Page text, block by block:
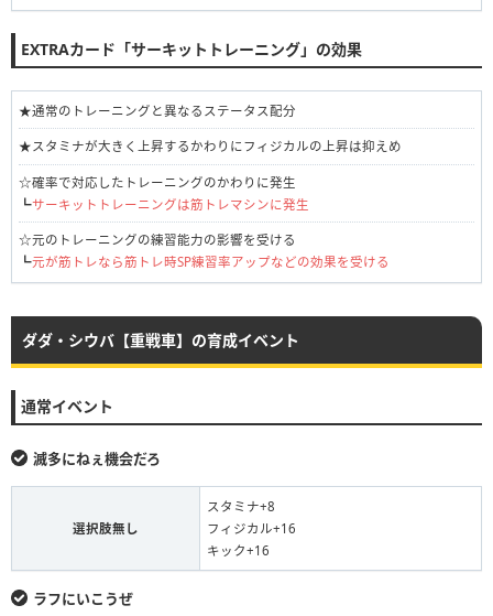
EXTRAカード「サーキットトレーニング」の効果
★通常のトレーニングと異なるステータス配分
★スタミナが大きく上昇するかわりにフィジカルの上昇は抑えめ
☆確率で対応したトレーニングのかわりに発生
┗サーキットトレーニングは筋トレマシンに発生
☆元のトレーニングの練習能力の影響を受ける
┗元が筋トレなら筋トレ時SP練習率アップなどの効果を受ける
ダダ・シウバ【重戦車】の育成イベント
通常イベント
滅多にねぇ機会だろ
選択肢無し
スタミナ+8
フィジカル+16
キック+16
ラフにいこうぜ